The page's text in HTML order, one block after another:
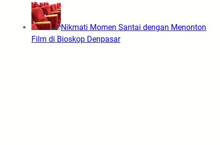
Nikmati Momen Santai dengan Menonton
Film di Bioskop Denpasar